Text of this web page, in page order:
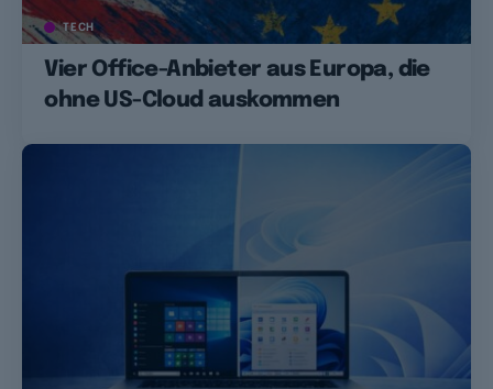
TECH
Vier Office-Anbieter aus Europa, die
ohne US-Cloud auskommen